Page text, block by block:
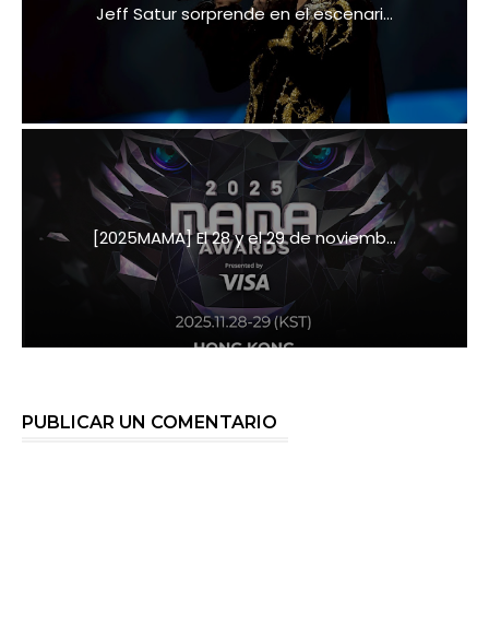
Jeff Satur sorprende en el escenari...
[2025MAMA] El 28 y el 29 de noviemb...
PUBLICAR UN COMENTARIO